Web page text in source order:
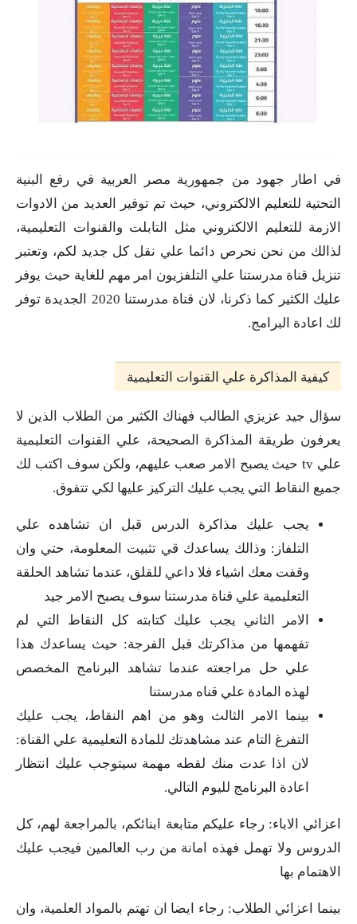
في اطار جهود من جمهورية مصر العربية في رفع البنية
التحتية للتعليم الالكتروني، حيث تم توفير العديد من الادوات
الازمة للتعليم الالكتروني مثل التابلت والقنوات التعليمية،
لذالك من نحن نحرص دائما علي نقل كل جديد لكم، وتعتبر
تنزيل قناة مدرستنا علي التلفزيون امر مهم للغاية حيث يوفر
عليك الكثير كما ذكرنا، لان قناة مدرستنا 2020 الجديدة توفر
لك اعادة البرامج.
كيفية المذاكرة علي القنوات التعليمية
سؤال جيد عزيزي الطالب فهناك الكثير من الطلاب الذين لا
يعرفون طريقة المذاكرة الصحيحة، علي القنوات التعليمية
علي tv حيث يصبح الامر صعب عليهم، ولكن سوف اكتب لك
جميع النقاط التي يجب عليك التركيز عليها لكي تتفوق.
يجب عليك مذاكرة الدرس قبل ان تشاهده علي
التلفاز: وذالك يساعدك قي تثبيت المعلومة، حتي وان
وقفت معك اشياء فلا داعي للقلق، عندما تشاهد الحلقة
التعليمية علي قناة مدرستنا سوف يصبح الامر جيد
الامر الثاني يجب عليك كتابته كل النقاط التي لم
تفهمها من مذاكرتك قبل الفرجة: حيث يساعدك هذا
علي حل مراجعته عندما تشاهد البرنامج المخصص
لهذه المادة علي قناه مدرستنا
بينما الامر الثالث وهو من اهم النقاط، يجب عليك
التفرغ التام عند مشاهدتك للمادة التعليمية علي القناة:
لان اذا عدت منك لقطه مهمة سيتوجب عليك انتظار
اعادة البرنامج لليوم التالي.
اعزائي الاباء: رجاء عليكم متابعة ابنائكم، بالمراجعة لهم، كل
الدروس ولا تهمل فهذه امانة من رب العالمين فيجب عليك
الاهتمام بها
بينما اعزائي الطلاب: رجاء ايضا ان تهتم بالمواد العلمية، وان